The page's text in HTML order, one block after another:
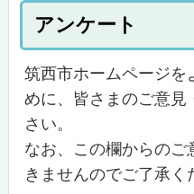
アンケート
筑西市ホームページを
めに、皆さまのご意見
さい。
なお、この欄からの
きませんのでご了承く